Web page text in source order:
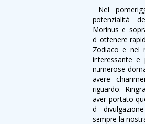
Nel
potenzialità
Morinus e
di ottenere
Zodiaco e nel
interessante e
numerose
avere
riguardo.
aver portato
di
sempre la